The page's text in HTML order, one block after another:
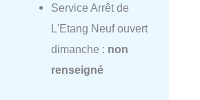
Service Arrêt de
L'Etang Neuf ouvert
dimanche : non
renseigné